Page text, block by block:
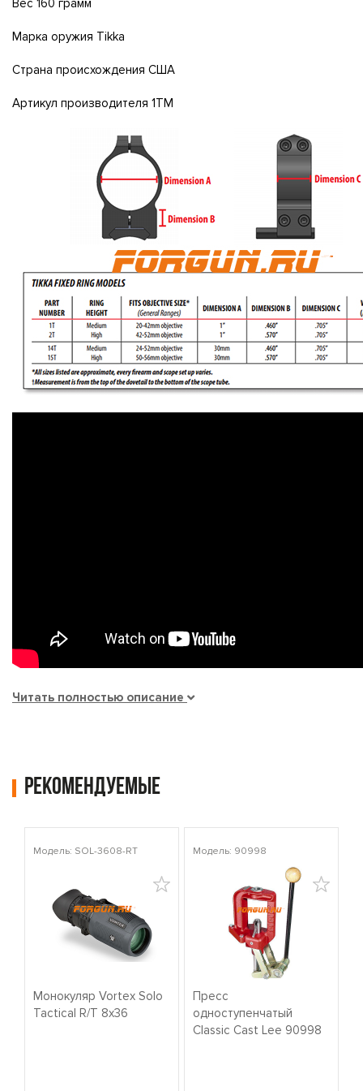
Вес 160 грамм
Mapкa opyжия Тіkkа
Cтpaнa пpoиcxoждeния CШA
Apтикyл пpoизвoдитeля 1ТМ
Читать полностью описание
Рекомендуемые
Модель: SOL-3608-RT
Монокуляр Vortex Solo
Tactical R/T 8x36
Модель: 90998
Пресс
одноступенчатый
Classic Cast Lee 90998